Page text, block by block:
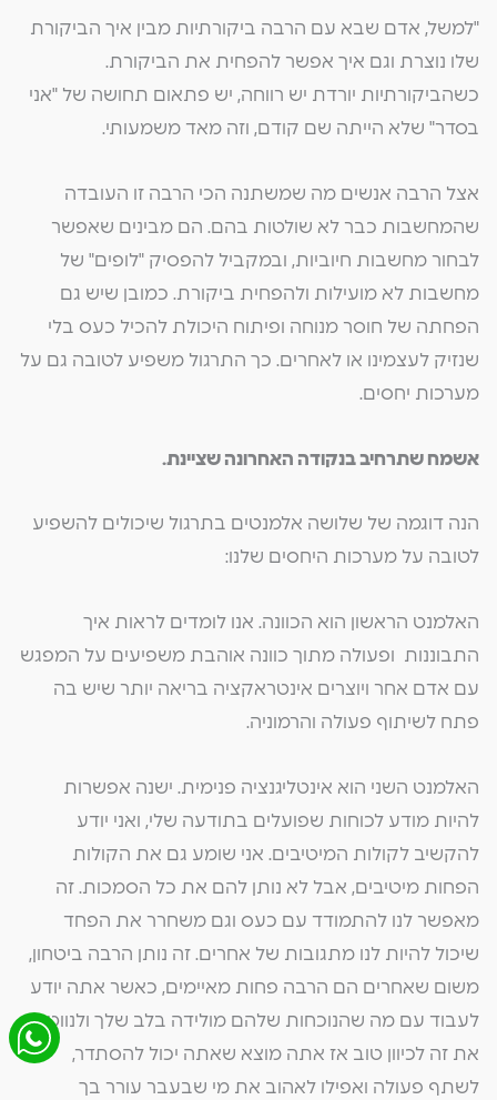
"למשל, אדם שבא עם הרבה ביקורתיות מבין איך הביקורת
שלו נוצרת וגם איך אפשר להפחית את הביקורת.
כשהביקורתיות יורדת יש רווחה, יש פתאום תחושה של "אני
בסדר" שלא הייתה שם קודם, וזה מאד משמעותי.
אצל הרבה אנשים מה שמשתנה הכי הרבה זו העובדה
שהמחשבות כבר לא שולטות בהם. הם מבינים שאפשר
לבחור מחשבות חיוביות, ובמקביל להפסיק "לופים" של
מחשבות לא מועילות ולהפחית ביקורת. כמובן שיש גם
הפחתה של חוסר מנוחה ופיתוח היכולת להכיל כעס בלי
שנזיק לעצמינו או לאחרים. כך התרגול משפיע לטובה גם על
מערכות יחסים.
אשמח שתרחיב בנקודה האחרונה שציינת.
הנה דוגמה של שלושה אלמנטים בתרגול שיכולים להשפיע
לטובה על מערכות היחסים שלנו:
האלמנט הראשון הוא הכוונה. אנו לומדים לראות איך
התבוננות ופעולה מתוך כוונה אוהבת משפיעים על המפגש
עם אדם אחר ויוצרים אינטראקציה בריאה יותר שיש בה
פתח לשיתוף פעולה והרמוניה.
האלמנט השני הוא אינטליגנציה פנימית. ישנה אפשרות
להיות מודע לכוחות שפועלים בתודעה שלי, ואני יודע
להקשיב לקולות המיטיבים. אני שומע גם את הקולות
הפחות מיטיבים, אבל לא נותן להם את כל הסמכות. זה
מאפשר לנו להתמודד עם כעס וגם משחרר את הפחד
שיכול להיות לנו מתגובות של אחרים. זה נותן הרבה ביטחון,
משום שאחרים הם הרבה פחות מאיימים, כאשר אתה יודע
לעבוד עם מה שהנוכחות שלהם מולידה בלב שלך ולנווט
את זה לכיוון טוב אז אתה מוצא שאתה יכול להסתדר,
לשתף פעולה ואפילו לאהוב את מי שבעבר עורר בך